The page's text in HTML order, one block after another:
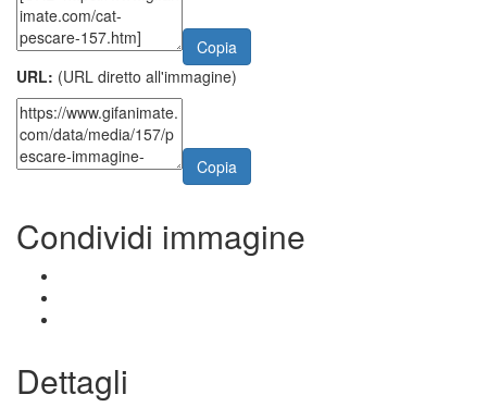
Copia
URL: (URL diretto all'immagine)
Copia
Condividi immagine
Dettagli